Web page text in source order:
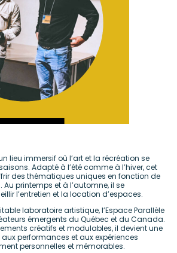
lieu immersif où l’art et la récréation se
Adapté à l’été comme à l’hiver, cet
des thématiques uniques en fonction de
Au printemps et à l’automne, il se
l’entretien et la location d’espaces.
laboratoire artistique, l’Espace Parallèle
émergents du Québec et du Canada.
créatifs et modulables, il devient une
performances et aux expériences
personnelles et mémorables.